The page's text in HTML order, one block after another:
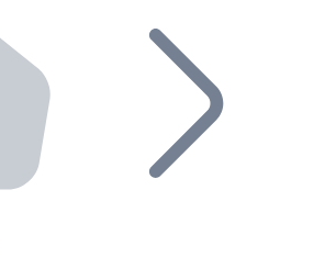
automatiques Bitnovo
Bitnovo dans votre entreprise et
API dans votre écosystème.
réseau de distributeurs et